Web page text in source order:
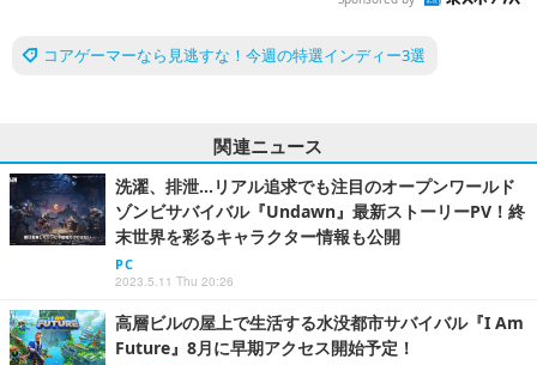
コアゲーマーなら見逃すな！今週の特選インディー3選
関連ニュース
洗濯、排泄…リアル追求でも注目のオープンワールド
ゾンビサバイバル『Undawn』最新ストーリーPV！終
末世界を彩るキャラクター情報も公開
PC
2023.5.11 Thu 20:26
高層ビルの屋上で生活する水没都市サバイバル『I Am
Future』8月に早期アクセス開始予定！